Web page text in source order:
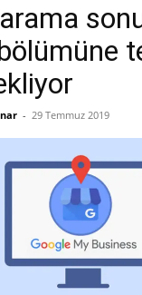
ve
- 29 Temmuz 2019